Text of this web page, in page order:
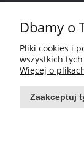
Zwroty i
Polityka
Blog
Dbamy o
Pliki cookies i
wszystkich
Więcej o
Zaakceptuj